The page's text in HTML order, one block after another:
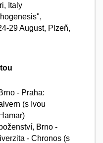
Italy
29 August, Plzeň,
- Praha:
(s Ivou
Brno -
- Chronos (s